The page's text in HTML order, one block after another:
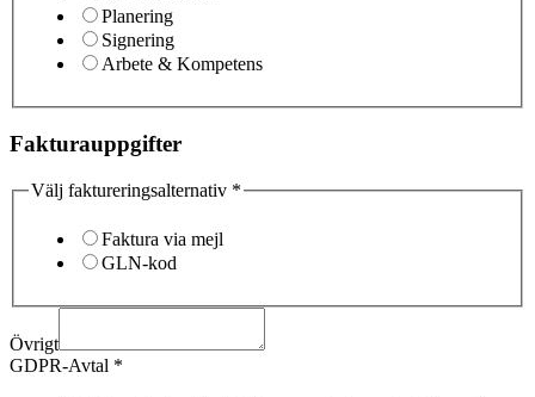
Planering
Signering
Arbete & Kompetens
Fakturauppgifter
Välj faktureringsalternativ *
Faktura via mejl
GLN-kod
Övrigt
GDPR-Avtal *